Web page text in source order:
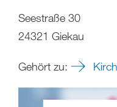
Seestraße 30
24321 Giekau
Gehört zu: